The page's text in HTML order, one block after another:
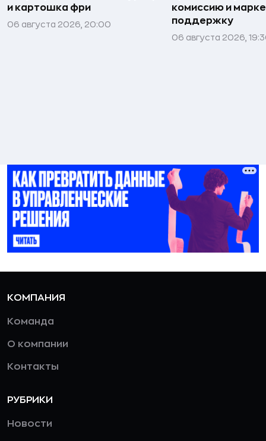
и картошка фри
06 августа 2026, 20:00
комиссию и
поддержку
06 августа 2026,
КОМПАНИЯ
Команда
О компании
Контакты
РУБРИКИ
Новости